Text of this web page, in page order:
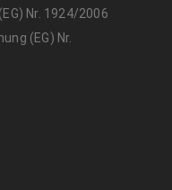
Nr. 1924/2006
(EG) Nr.